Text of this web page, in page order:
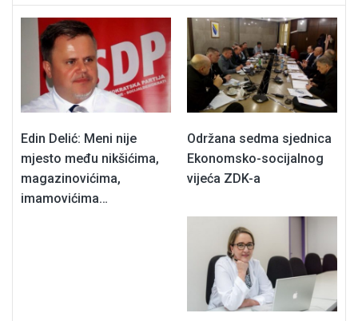
Edin Delić: Meni nije
mjesto među nikšićima,
magazinovićima,
imamovićima…
Održana sedma sjednica
Ekonomsko-socijalnog
vijeća ZDK-a